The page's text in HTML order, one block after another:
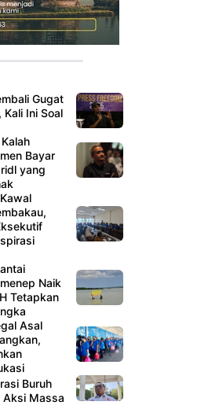
Gugat
Kali Ini Soal
Bayar
yang
Naik
Tetapkan
Asal
Buruh
Aksi Massa